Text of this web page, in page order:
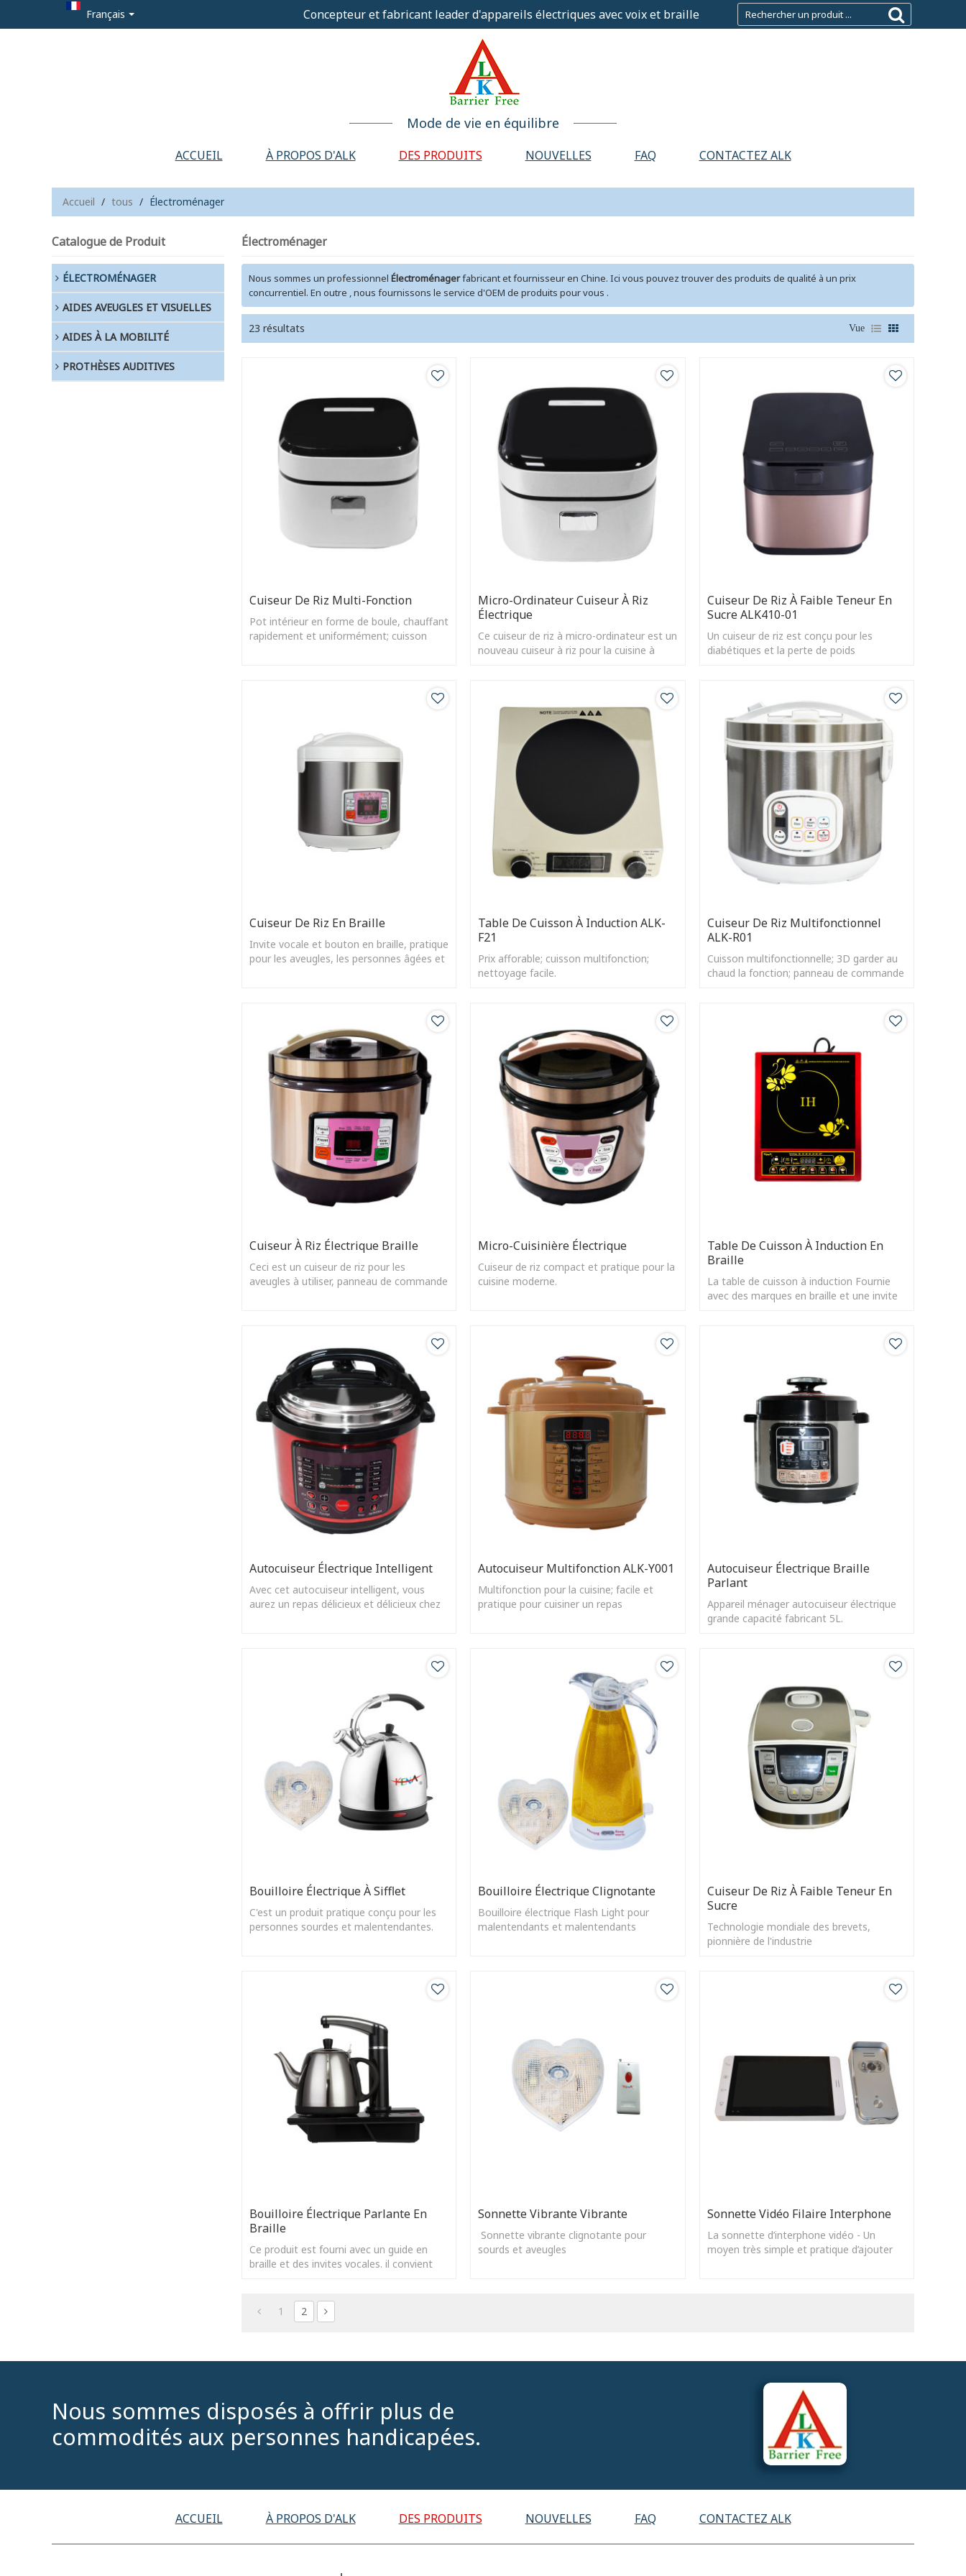
Français Concepteur et fabricant leader d'appareils électriques avec voix et braille
Mode de vie en équilibre
ACCUEIL À PROPOS D'ALK DES PRODUITS NOUVELLES FAQ CONTACTEZ ALK
Accueil / tous / Électroménager
Catalogue de Produit
ÉLECTROMÉNAGER
AIDES AVEUGLES ET VISUELLES
AIDES À LA MOBILITÉ
PROTHÈSES AUDITIVES
Électroménager
Nous sommes un professionnel Électroménagerfabricant et fournisseur en Chine. Ici vous pouvez trouver des produits de qualité à un prix
concurrentiel. En outre , nous fournissons le service d'OEM de produits pour vous .
23 résultats Vue
Cuiseur De Riz Multi-Fonction
Pot intérieur en forme de boule, chauffant
rapidement et uniformément; cuisson
Micro-Ordinateur Cuiseur À Riz
Électrique
Ce cuiseur de riz à micro-ordinateur est un
nouveau cuiseur à riz pour la cuisine à
Cuiseur De Riz À Faible Teneur En
Sucre ALK410-01
Un cuiseur de riz est conçu pour les
diabétiques et la perte de poids
Cuiseur De Riz En Braille
Invite vocale et bouton en braille, pratique
pour les aveugles, les personnes âgées et
Table De Cuisson À Induction ALK-
F21
Prix afforable; cuisson multifonction;
nettoyage facile.
Cuiseur De Riz Multifonctionnel
ALK-R01
Cuisson multifonctionnelle; 3D garder au
chaud la fonction; panneau de commande
Cuiseur À Riz Électrique Braille
Ceci est un cuiseur de riz pour les
aveugles à utiliser, panneau de commande
Micro-Cuisinière Électrique
Cuiseur de riz compact et pratique pour la
cuisine moderne.
Table De Cuisson À Induction En
Braille
La table de cuisson à induction Fournie
avec des marques en braille et une invite
Autocuiseur Électrique Intelligent
Avec cet autocuiseur intelligent, vous
aurez un repas délicieux et délicieux chez
Autocuiseur Multifonction ALK-Y001
Multifonction pour la cuisine; facile et
pratique pour cuisiner un repas
Autocuiseur Électrique Braille
Parlant
Appareil ménager autocuiseur électrique
grande capacité fabricant 5L.
Bouilloire Électrique À Sifflet
C'est un produit pratique conçu pour les
personnes sourdes et malentendantes.
Bouilloire Électrique Clignotante
Bouilloire électrique Flash Light pour
malentendants et malentendants
Cuiseur De Riz À Faible Teneur En
Sucre
Technologie mondiale des brevets,
pionnière de l'industrie
Bouilloire Électrique Parlante En
Braille
Ce produit est fourni avec un guide en
braille et des invites vocales. il convient
Sonnette Vibrante Vibrante
Sonnette vibrante clignotante pour
sourds et aveugles
Sonnette Vidéo Filaire Interphone
La sonnette d’interphone vidéo - Un
moyen très simple et pratique d’ajouter
1 2
Nous sommes disposés à offrir plus de
commodités aux personnes handicapées.
ACCUEIL À PROPOS D'ALK DES PRODUITS NOUVELLES FAQ CONTACTEZ ALK